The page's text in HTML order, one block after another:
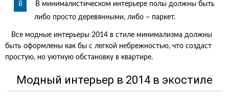
В минималистическом интерьере полы должны быть
либо просто деревянными, либо – паркет.
Все модные интерьеры 2014 в стиле минимализма должны
быть оформлены как бы с легкой небрежностью, что создаст
простую, но уютную обстановку в квартире.
Модный интерьер в 2014 в экостиле